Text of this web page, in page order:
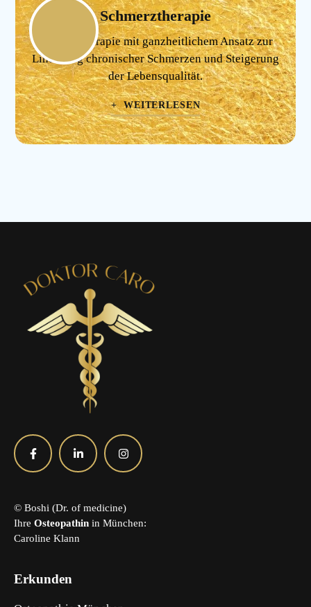
Schmerztherapie
Schmerztherapie mit ganzheitlichem Ansatz zur
Linderung chronischer Schmerzen und Steigerung
der Lebensqualität.
+ WEITERLESEN
© Boshi (Dr. of medicine)
Ihre Osteopathin in München:
Caroline Klann
Erkunden